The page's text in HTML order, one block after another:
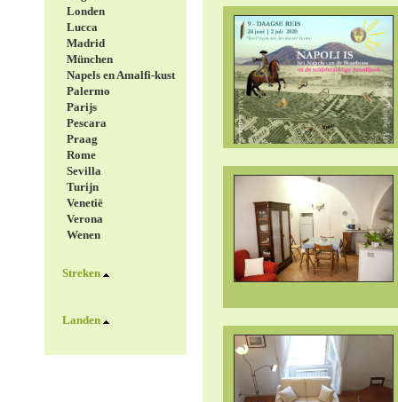
Londen
Lucca
Madrid
München
Napels en Amalfi-kust
Palermo
Parijs
Pescara
Praag
Rome
Sevilla
Turijn
Venetië
Verona
Wenen
Streken
Landen